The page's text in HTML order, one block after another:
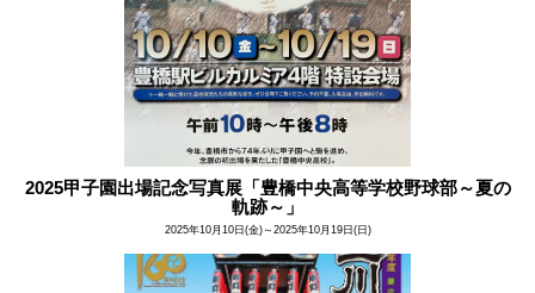
2025甲子園出場記念写真展「豊橋中央高等学校野球部～夏の
軌跡～」
2025年10月10日(金)～2025年10月19日(日)